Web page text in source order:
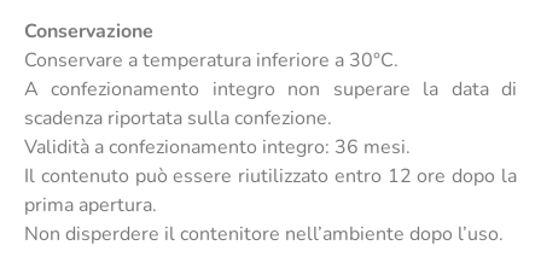
Conservazione
Conservare a temperatura inferiore a 30°C.
A confezionamento integro non superare la data di
scadenza riportata sulla confezione.
Validità a confezionamento integro: 36 mesi.
Il contenuto può essere riutilizzato entro 12 ore dopo la
prima apertura.
Non disperdere il contenitore nell’ambiente dopo l’uso.